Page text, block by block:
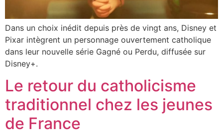
Dans un choix inédit depuis près de vingt ans, Disney et
Pixar intègrent un personnage ouvertement catholique
dans leur nouvelle série Gagné ou Perdu, diffusée sur
Disney+.
Le retour du catholicisme
traditionnel chez les jeunes
de France